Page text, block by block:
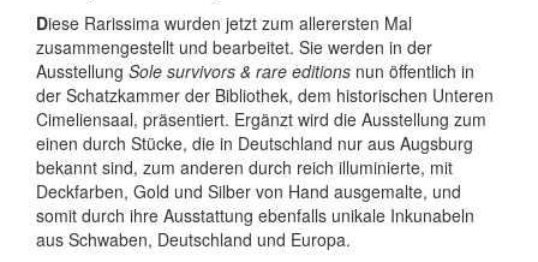
Diese Rarissima wurden jetzt zum allerersten Mal
zusammengestellt und bearbeitet. Sie werden in der
Ausstellung Sole survivors & rare editions nun öffentlich in
der Schatzkammer der Bibliothek, dem historischen Unteren
Cimeliensaal, präsentiert. Ergänzt wird die Ausstellung zum
einen durch Stücke, die in Deutschland nur aus Augsburg
bekannt sind, zum anderen durch reich illuminierte, mit
Deckfarben, Gold und Silber von Hand ausgemalte, und
somit durch ihre Ausstattung ebenfalls unikale Inkunabeln
aus Schwaben, Deutschland und Europa.